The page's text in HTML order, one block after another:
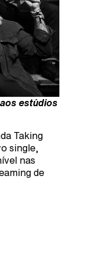
estúdios
Taking
single,
nas
de